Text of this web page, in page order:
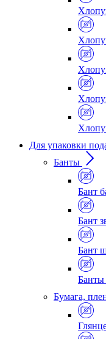
Для упаковки
Банты
Бант
Бант
Бант
Бумага,